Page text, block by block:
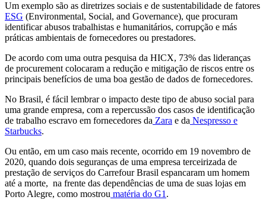
Um exemplo são as diretrizes sociais e de sustentabilidade de fatores
ESG (Environmental, Social, and Governance), que procuram
identificar abusos trabalhistas e humanitários, corrupção e más
práticas ambientais de fornecedores ou prestadores.
De acordo com uma outra pesquisa da HICX, 73% das lideranças
de procurement colocaram a redução e mitigação de riscos entre os
principais benefícios de uma boa gestão de dados de fornecedores.
No Brasil, é fácil lembrar o impacto deste tipo de abuso social para
uma grande empresa, com a repercussão dos casos de identificação
de trabalho escravo em fornecedores da Zara e da Nespresso e
Starbucks.
Ou então, em um caso mais recente, ocorrido em 19 novembro de
2020, quando dois seguranças de uma empresa terceirizada de
prestação de serviços do Carrefour Brasil espancaram um homem
até a morte, na frente das dependências de uma de suas lojas em
Porto Alegre, como mostrou matéria do G1 .